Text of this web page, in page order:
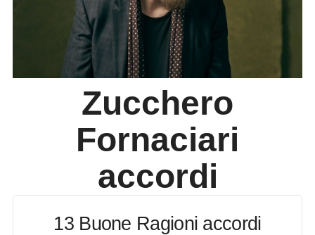
Zucchero
Fornaciari
accordi
13 Buone Ragioni accordi